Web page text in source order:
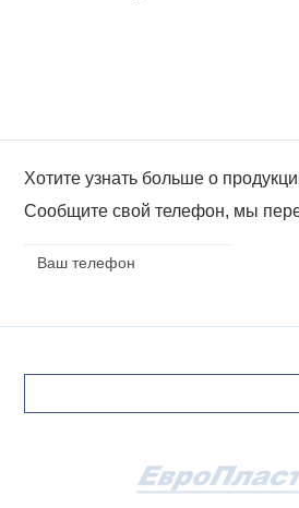
Хотите узнать больше о
Сообщите свой телефон, мы
телефон